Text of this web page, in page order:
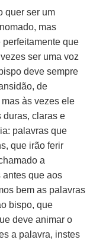
quer ser um
mas
que
ser uma voz
deve sempre
de
às vezes ele
duras, claras e
palavras que
que irão ferir
a
que aos
bem as palavras
bispo, que
deve animar o
a palavra, instes